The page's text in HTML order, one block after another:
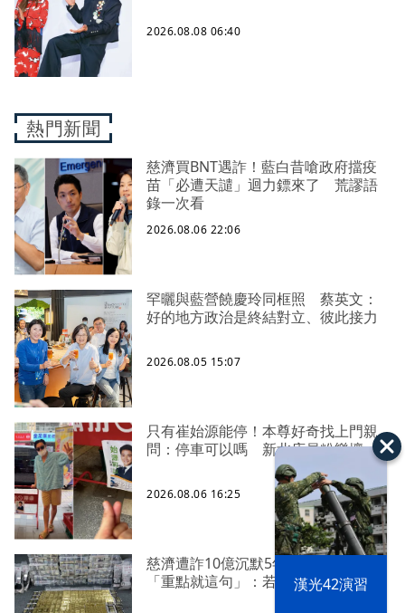
漢光42演習
2026.08.08 06:40
熱門新聞
慈濟買BNT遇詐！藍白昔嗆政府擋疫
苗「必遭天譴」迴力鏢來了 荒謬語
錄一次看
2026.08.06 22:06
罕曬與藍營饒慶玲同框照 蔡英文：
好的地方政治是終結對立、彼此接力
2026.08.05 15:07
只有崔始源能停！本尊好奇找上門親
問：停車可以嗎 新北店員粉樂壞
2026.08.06 16:25
慈濟遭詐10億沉默5年 四叉貓看聲明
「重點就這句」：若判有罪錢還我